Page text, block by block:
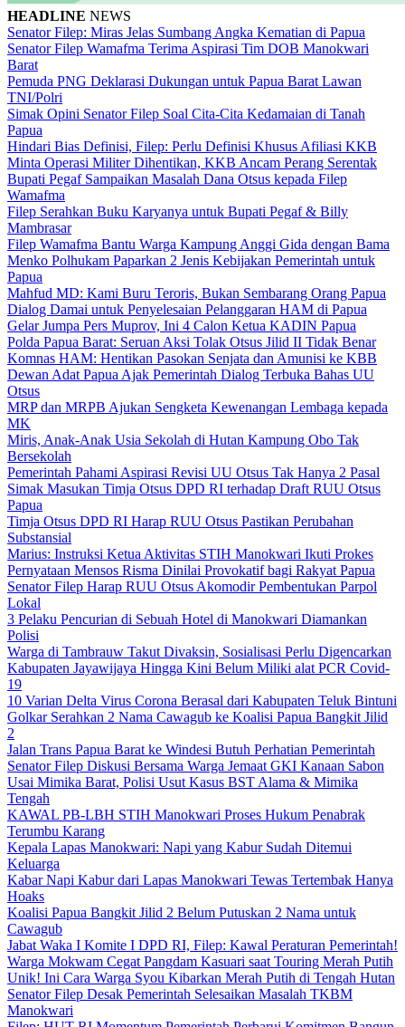
HEADLINE NEWS
Senator Filep: Miras Jelas Sumbang Angka Kematian di Papua
Senator Filep Wamafma Terima Aspirasi Tim DOB Manokwari
Barat
Pemuda PNG Deklarasi Dukungan untuk Papua Barat Lawan
TNI/Polri
Simak Opini Senator Filep Soal Cita-Cita Kedamaian di Tanah
Papua
Hindari Bias Definisi, Filep: Perlu Definisi Khusus Afiliasi KKB
Minta Operasi Militer Dihentikan, KKB Ancam Perang Serentak
Bupati Pegaf Sampaikan Masalah Dana Otsus kepada Filep
Wamafma
Filep Serahkan Buku Karyanya untuk Bupati Pegaf & Billy
Mambrasar
Filep Wamafma Bantu Warga Kampung Anggi Gida dengan Bama
Menko Polhukam Paparkan 2 Jenis Kebijakan Pemerintah untuk
Papua
Mahfud MD: Kami Buru Teroris, Bukan Sembarang Orang Papua
Dialog Damai untuk Penyelesaian Pelanggaran HAM di Papua
Gelar Jumpa Pers Muprov, Ini 4 Calon Ketua KADIN Papua
Polda Papua Barat: Seruan Aksi Tolak Otsus Jilid II Tidak Benar
Komnas HAM: Hentikan Pasokan Senjata dan Amunisi ke KBB
Dewan Adat Papua Ajak Pemerintah Dialog Terbuka Bahas UU
Otsus
MRP dan MRPB Ajukan Sengketa Kewenangan Lembaga kepada
MK
Miris, Anak-Anak Usia Sekolah di Hutan Kampung Obo Tak
Bersekolah
Pemerintah Pahami Aspirasi Revisi UU Otsus Tak Hanya 2 Pasal
Simak Masukan Timja Otsus DPD RI terhadap Draft RUU Otsus
Papua
Timja Otsus DPD RI Harap RUU Otsus Pastikan Perubahan
Substansial
Marius: Instruksi Ketua Aktivitas STIH Manokwari Ikuti Prokes
Pernyataan Mensos Risma Dinilai Provokatif bagi Rakyat Papua
Senator Filep Harap RUU Otsus Akomodir Pembentukan Parpol
Lokal
3 Pelaku Pencurian di Sebuah Hotel di Manokwari Diamankan
Polisi
Warga di Tambrauw Takut Divaksin, Sosialisasi Perlu Digencarkan
Kabupaten Jayawijaya Hingga Kini Belum Miliki alat PCR Covid-
19
10 Varian Delta Virus Corona Berasal dari Kabupaten Teluk Bintuni
Golkar Serahkan 2 Nama Cawagub ke Koalisi Papua Bangkit Jilid
2
Jalan Trans Papua Barat ke Windesi Butuh Perhatian Pemerintah
Senator Filep Diskusi Bersama Warga Jemaat GKI Kanaan Sabon
Usai Mimika Barat, Polisi Usut Kasus BST Alama & Mimika
Tengah
KAWAL PB-LBH STIH Manokwari Proses Hukum Penabrak
Terumbu Karang
Kepala Lapas Manokwari: Napi yang Kabur Sudah Ditemui
Keluarga
Kabar Napi Kabur dari Lapas Manokwari Tewas Tertembak Hanya
Hoaks
Koalisi Papua Bangkit Jilid 2 Belum Putuskan 2 Nama untuk
Cawagub
Jabat Waka I Komite I DPD RI, Filep: Kawal Peraturan Pemerintah!
Warga Mokwam Cegat Pangdam Kasuari saat Touring Merah Putih
Unik! Ini Cara Warga Syou Kibarkan Merah Putih di Tengah Hutan
Senator Filep Desak Pemerintah Selesaikan Masalah TKBM
Manokwari